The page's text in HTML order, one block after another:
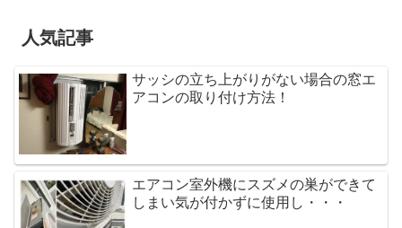
人気記事
サッシの立ち上がりがない場合の窓エ
アコンの取り付け方法！
エアコン室外機にスズメの巣ができて
しまい気が付かずに使用し・・・